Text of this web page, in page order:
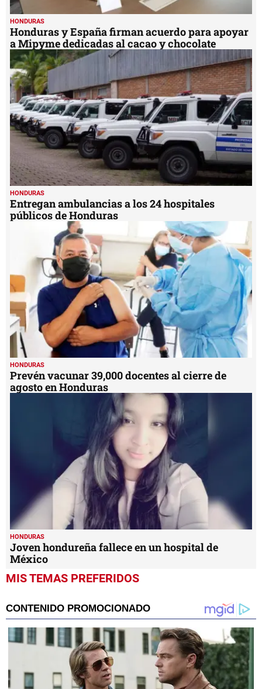
HONDURAS
Honduras y España firman acuerdo para apoyar
a Mipyme dedicadas al cacao y chocolate
HONDURAS
Entregan ambulancias a los 24 hospitales
públicos de Honduras
HONDURAS
Prevén vacunar 39,000 docentes al cierre de
agosto en Honduras
HONDURAS
Joven hondureña fallece en un hospital de
México
MIS TEMAS PREFERIDOS